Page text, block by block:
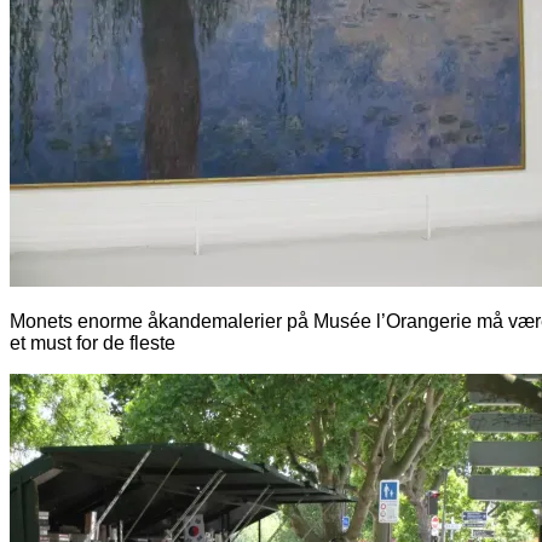
Monets enorme åkandemalerier på Musée l’Orangerie må
et must for de fleste